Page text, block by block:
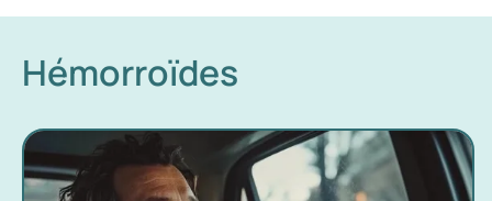
Hémorroïdes